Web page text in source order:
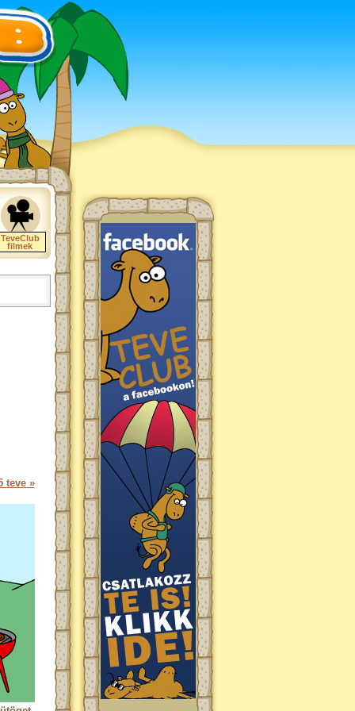
TeveClub
filmek
teve »